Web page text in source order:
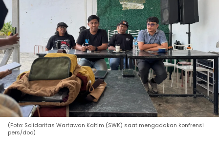
(Foto: Solidaritas Wartawan Kaltim (SWK) saat mengadakan konfrensi
pers/doc)